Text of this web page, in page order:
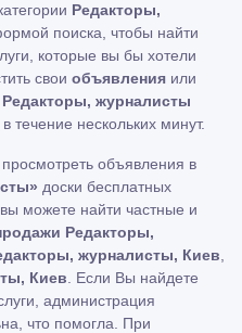
новеньких броских
должны
и английского
зарубежные площадки.
Редакторы,
поиска, чтобы найти
которые вы бы хотели
свои объявления или
Редакторы, журналисты
в течение нескольких минут.
объявления в
доски бесплатных
можете найти частные и
Редакторы,
журналисты, Киев
Киев . Если Вы найдете
администрация
что помогла. При